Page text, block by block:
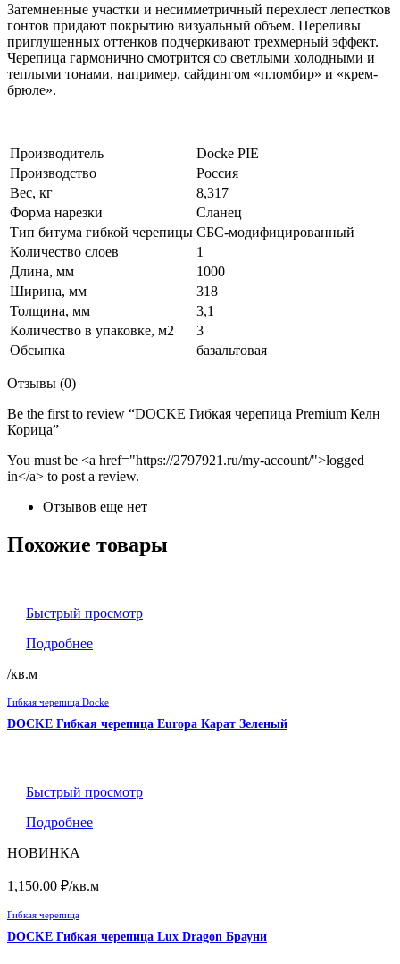
Затемненные участки и несимметричный перехлест лепестков
гонтов придают покрытию визуальный объем. Переливы
приглушенных оттенков подчеркивают трехмерный эффект.
Черепица гармонично смотрится со светлыми холодными и
теплыми тонами, например, сайдингом «пломбир» и «крем-
брюле».
Производитель
Docke PIE
Производство
Россия
Вес, кг
8,317
Форма нарезки
Сланец
Тип битума гибкой черепицы СБС-модифицированный
Количество слоев
1
Длина, мм
1000
Ширина, мм
318
Толщина, мм
3,1
Количество в упаковке, м2
3
Обсыпка
базальтовая
Отзывы (0)
Be the first to review “DOCKE Гибкая черепица Premium Келн
Корица”
You must be <a href="https://2797921.ru/my-account/">logged
in</a> to post a review.
Отзывов еще нет
Похожие товары
Быстрый просмотр
Подробнее
/кв.м
Гибкая черепица Docke
DOCKE Гибкая черепица Europa Карат Зеленый
Быстрый просмотр
Подробнее
НОВИНКА
1,150.00 ₽/кв.м
Гибкая черепица
DOCKE Гибкая черепица Lux Dragon Брауни